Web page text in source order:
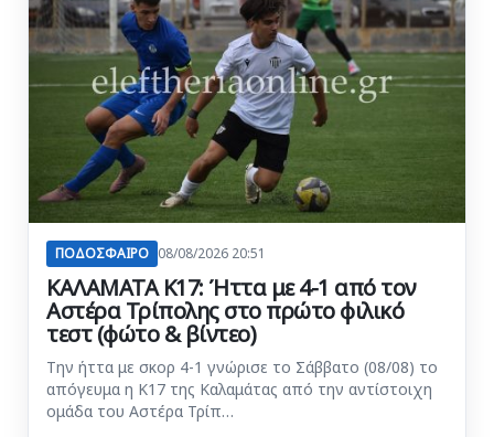
ΠΟΔΟΣΦΑΙΡΟ 08/08/2026 20:51
ΚΑΛΑΜΑΤΑ Κ17: Ήττα με 4-1 από τον
Αστέρα Τρίπολης στο πρώτο φιλικό
τεστ (φώτο & βίντεο)
Την ήττα με σκορ 4-1 γνώρισε το Σάββατο (08/08) το
απόγευμα η Κ17 της Καλαμάτας από την αντίστοιχη
ομάδα του Αστέρα Τρίπ…